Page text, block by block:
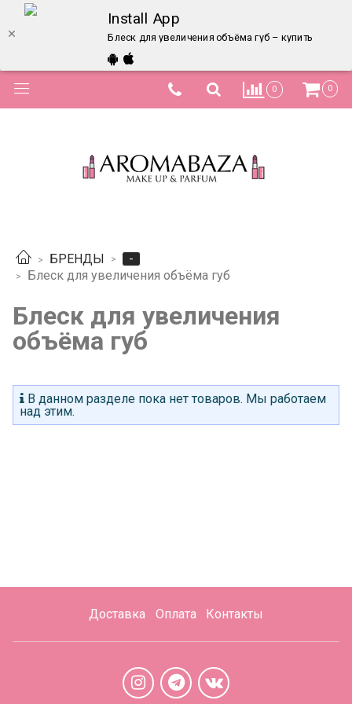
Install App
Блеск для увеличения объёма губ – купить в
0 0
БРЕНДЫ
-
Блеск для увеличения объёма губ
Блеск для увеличения
объёма губ
В данном разделе пока нет товаров. Мы работаем
над этим.
Доставка Оплата Контакты